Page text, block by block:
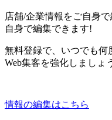
店舗/企業情報をご自身
自身で編集できます!
無料登録で、いつでも何
Web集客を強化しましょ
情報の編集はこちら